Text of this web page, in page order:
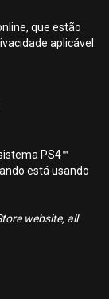
que estão
aplicável
PS4™
está usando
website, all